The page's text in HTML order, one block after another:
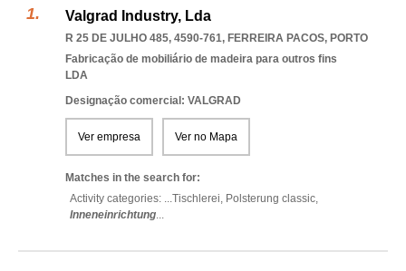
Valgrad Industry, Lda
R 25 DE JULHO 485, 4590-761, FERREIRA PACOS, PORTO
Fabricação de mobiliário de madeira para outros fins
LDA
Designação comercial: VALGRAD
Ver empresa Ver no Mapa
Matches in the search for:
Activity categories: ...Tischlerei, Polsterung classic,
Inneneinrichtung...